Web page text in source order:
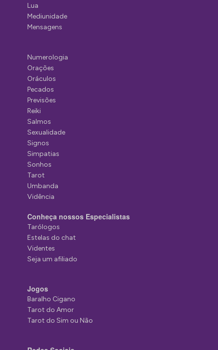
Lua
Mediunidade
Mensagens
Numerologia
Orações
Oráculos
Pecados
Previsões
Reiki
Salmos
Sexualidade
Signos
Simpatias
Sonhos
Tarot
Umbanda
Vidência
Conheça nossos Especialistas
Tarólogos
Estelas do chat
Videntes
Seja um afiliado
Jogos
Baralho Cigano
Tarot do Amor
Tarot do Sim ou Não